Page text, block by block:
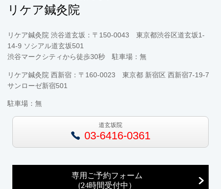
リケア鍼灸院
リケア鍼灸院 渋谷道玄坂：〒150-0043 東京都渋谷区道玄坂1-
14-9 ソシアル道玄坂501
渋谷マークシティから徒歩30秒 駐車場：無
リケア鍼灸院 西新宿：〒160-0023 東京都 新宿区 西新宿7-19-7
サンローゼ新宿501
駐車場：無
道玄坂院
03-6416-0361
専用ご予約フォーム
(24時間受付中）